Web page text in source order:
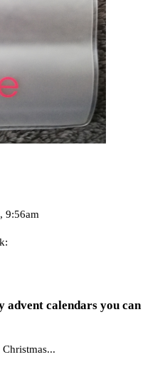
9:56am
advent calendars you can